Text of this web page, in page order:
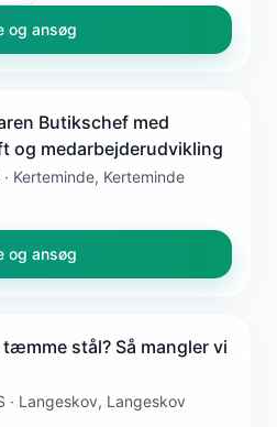
og ansøg
Butikschef med
og medarbejderudvikling
Kerteminde, Kerteminde
og ansøg
stål? Så mangler vi
· Langeskov, Langeskov